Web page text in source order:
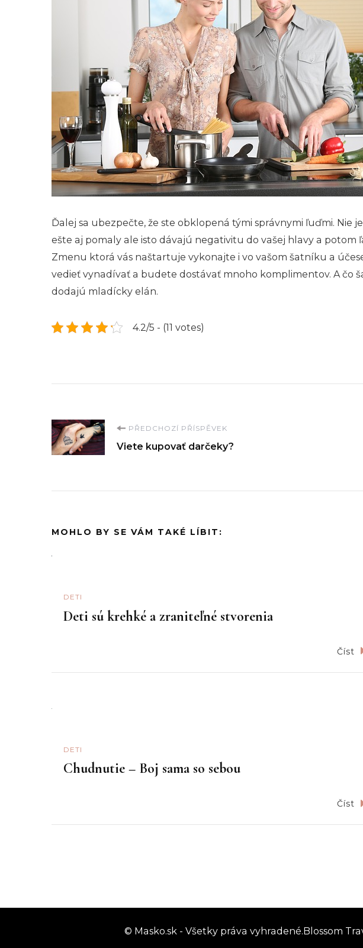
Ďalej sa ubezpečte, že ste obklopená tými správnymi ľuďmi. Nie
ešte aj pomaly ale isto dávajú negativitu do vašej hlavy a
Zmenu ktorá vás naštartuje vykonajte i vo vašom šatníku a
vedieť vynadívať a budete dostávať mnoho komplimentov. A čo
dodajú mladícky elán.
4.2/5 - (11 votes)
Navigace
příspěvku
PŘEDCHOZÍ PŘÍSPĚVEK
Viete kupovať darčeky?
MOHLO BY SE VÁM TAKÉ LÍBIT:
DETI
Deti sú krehké a zraniteľné stvorenia
Číst
DETI
Chudnutie – Boj sama so sebou
Číst
© Masko.sk - Všetky práva vyhradené. Blossom